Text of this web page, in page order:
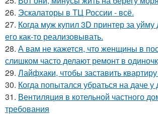
26. Эскалаторы в ТЦ России - всё.
27. Когда муж купил 3D принтер за
его как-то реализовывать.
28. А вам не кажется, что женщины в
слишком часто делают ремонт в
29. Лайфхаки, чтобы заставить
30. Когда попытался убраться на даче у
31. Вентиляция в котельной частного
требования